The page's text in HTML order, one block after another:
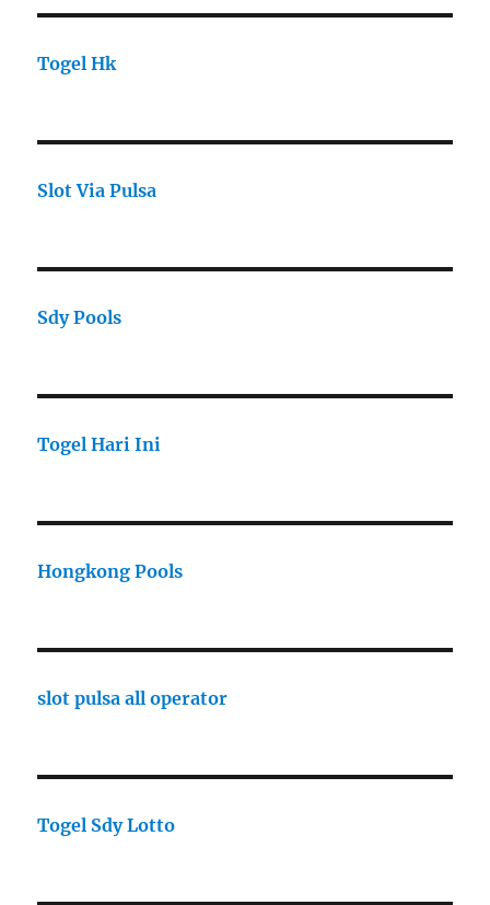
Togel Hk
Slot Via Pulsa
Sdy Pools
Togel Hari Ini
Hongkong Pools
slot pulsa all operator
Togel Sdy Lotto